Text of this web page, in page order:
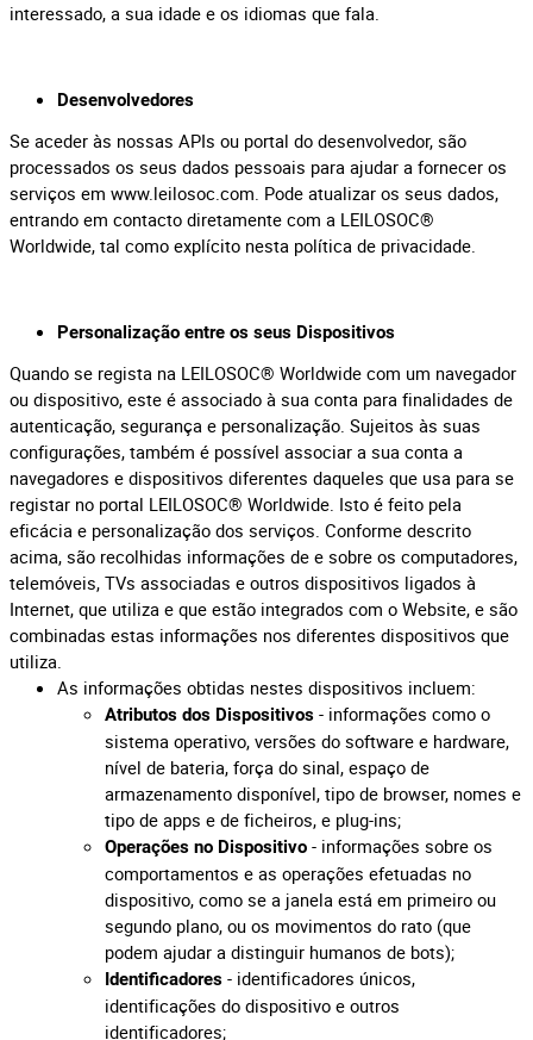
interessado, a sua idade e os idiomas que fala.
Desenvolvedores
Se aceder às nossas APIs ou portal do desenvolvedor, são
processados os seus dados pessoais para ajudar a fornecer os
serviços em www.leilosoc.com. Pode atualizar os seus dados,
entrando em contacto diretamente com a LEILOSOC®
Worldwide, tal como explícito nesta política de privacidade.
Personalização entre os seus Dispositivos
Quando se regista na LEILOSOC® Worldwide com um navegador
ou dispositivo, este é associado à sua conta para finalidades de
autenticação, segurança e personalização. Sujeitos às suas
configurações, também é possível associar a sua conta a
navegadores e dispositivos diferentes daqueles que usa para se
registar no portal LEILOSOC® Worldwide. Isto é feito pela
eficácia e personalização dos serviços. Conforme descrito
acima, são recolhidas informações de e sobre os computadores,
telemóveis, TVs associadas e outros dispositivos ligados à
Internet, que utiliza e que estão integrados com o Website, e são
combinadas estas informações nos diferentes dispositivos que
utiliza.
As informações obtidas nestes dispositivos incluem:
Atributos dos Dispositivos - informações como o
sistema operativo, versões do software e hardware,
nível de bateria, força do sinal, espaço de
armazenamento disponível, tipo de browser, nomes e
tipo de apps e de ficheiros, e plug-ins;
Operações no Dispositivo - informações sobre os
comportamentos e as operações efetuadas no
dispositivo, como se a janela está em primeiro ou
segundo plano, ou os movimentos do rato (que
podem ajudar a distinguir humanos de bots);
Identificadores - identificadores únicos,
identificações do dispositivo e outros
identificadores;